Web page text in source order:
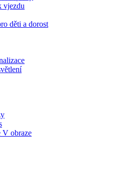
vjezdu
děti a dorost
V obraze